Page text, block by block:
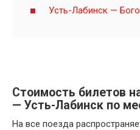
Усть-Лабинск —
Стоимость билетов
— Усть-Лабинск по
На все поезда